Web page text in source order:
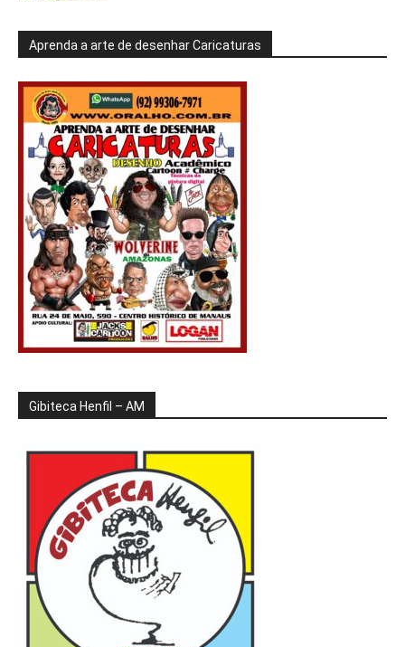
Aprenda a arte de desenhar Caricaturas
Gibiteca Henfil – AM